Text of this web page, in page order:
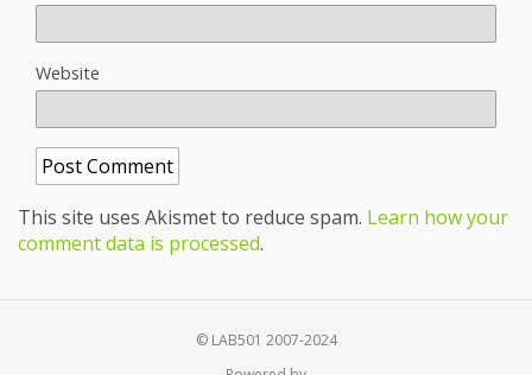
Website
This site uses Akismet to reduce spam. Learn how your
comment data is processed.
© LAB501 2007-2024